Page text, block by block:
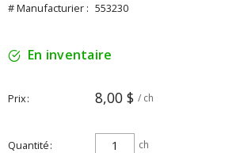
# Manufacturier : 553230
En inventaire
Prix 8,00 $ / ch
Quantité ch